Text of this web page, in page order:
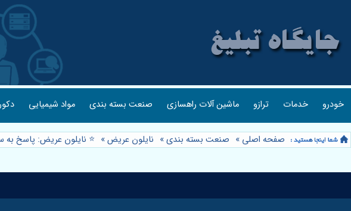
خودرو خدمات ترازو ماشین آلات راهسازی صنعت بسته بندی مواد شیمیایی
صفحه اصلی » صنعت بسته بندی» نایلون عریض» ⭐️ نایلون عریض: پاسخ به